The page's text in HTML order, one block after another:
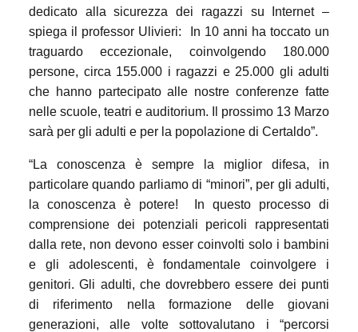
dedicato alla sicurezza dei ragazzi su Internet –
spiega il professor Ulivieri:
In 10 anni ha toccato un
traguardo eccezionale, coinvolgendo 180.000
persone, circa 155.000 i ragazzi e 25.000 gli adulti
che hanno partecipato alle nostre conferenze fatte
nelle scuole, teatri e auditorium. Il prossimo 13 Marzo
sarà per gli adulti e per la popolazione di Certaldo”.
“La conoscenza è sempre la miglior difesa, in
particolare quando parliamo di “minori”, per gli adulti,
la conoscenza è potere!
In questo processo di
comprensione dei potenziali pericoli rappresentati
dalla rete, non devono esser coinvolti solo i bambini
e gli adolescenti, è fondamentale coinvolgere i
genitori.Gli adulti, che dovrebbero essere dei punti
di riferimento nella formazione delle giovani
generazioni, alle volte sottovalutano i “percorsi